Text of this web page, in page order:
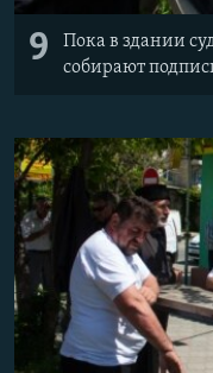
9
Пока в здании
собирают